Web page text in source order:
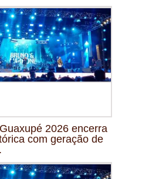
2026 encerra
com geração de